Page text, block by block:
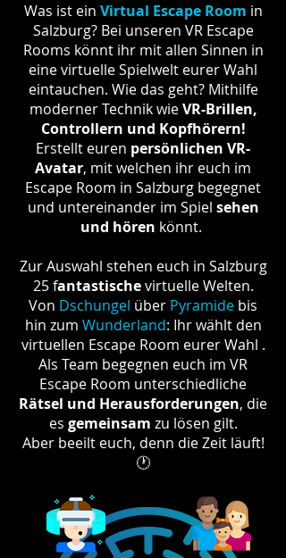
Was ist ein Virtual Escape Room in
Salzburg? Bei unseren VR Escape
Rooms könnt ihr mit allen Sinnen in
eine virtuelle Spielwelt eurer Wahl
eintauchen. Wie das geht? Mithilfe
moderner Technik wieVR-Brillen,
Controllern und Kopfhörern!
Erstellt euren persönlichen VR-
Avatar, mit welchen ihr euch im
Escape Room in Salzburg begegnet
und untereinander im Spiel sehen
und hören könnt.
Zur Auswahl stehen euch in Salzburg
25 fantastischevirtuelle Welten.
Von Dschungel über Pyramide bis
hin zum Wunderland: Ihr wählt den
virtuellen Escape Room eurer Wahl .
Als Team begegnen euch im VR
Escape Room unterschiedliche
Rätsel und Herausforderungen, die
es gemeinsam zu lösen gilt.
Aber beeilt euch, denn die Zeit läuft!
🕐